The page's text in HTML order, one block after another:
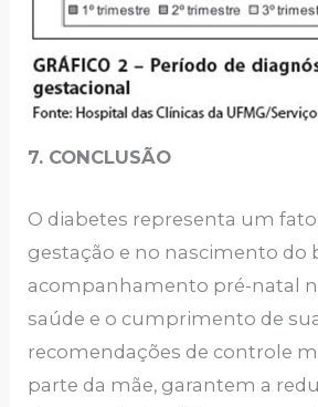
7. CONCLUSÃO
O diabetes representa um
gestação e no nascimento do
acompanhamento pré-natal
saúde e o cumprimento de
recomendações de controle
parte da mãe, garantem a